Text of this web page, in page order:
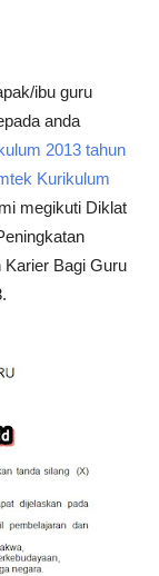
ibu guru
anda
2013 tahun
Kurikulum
megikuti Diklat
Karier Bagi Guru